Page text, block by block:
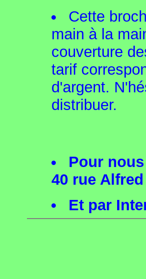
Cette
main à la
couverture
tarif
d'argent.
distribuer.
Pour
40 rue
Et par